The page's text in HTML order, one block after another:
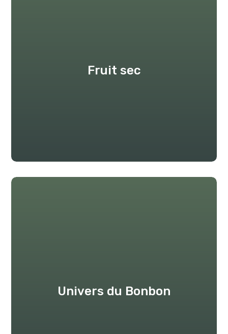
Fruit sec
Univers du Bonbon